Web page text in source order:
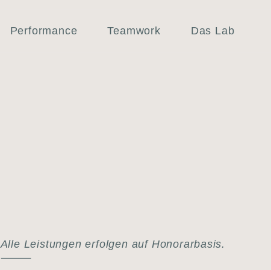
Performance Teamwork Das Lab
Alle Leis­tun­gen erfol­gen auf Hono­rar­ba­sis.
⸻